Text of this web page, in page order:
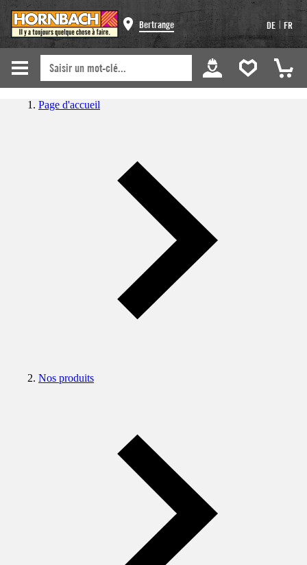
Bertrange DE | FR
Page d'accueil
Nos produits